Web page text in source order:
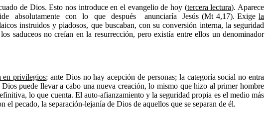
de Dios. Esto nos introduce en el evangelio de hoy (tercera lectura). Aparece
absolutamente con lo que después anunciaría Jesús (Mt 4,17). Exigela
instruidos y piadosos, que buscaban, con su conversión interna, la seguridad
saduceos no creían en la resurrección, pero existía entre ellos un denominador
en privilegios; ante Dios no hay acepción de personas; la categoría social no entra
puede llevar a cabo una nueva creación, lo mismo que hizo al primer hombre
lo que cuenta. El auto-afianzamiento y la seguridad propia es el medio más
el pecado, la separación-lejanía de Dios de aquellos que se separan de él.